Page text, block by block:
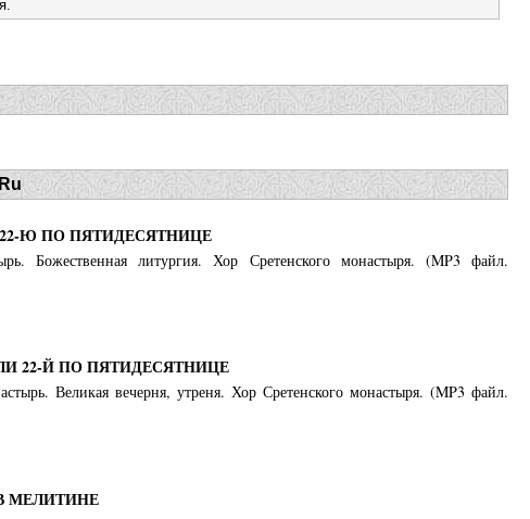
Ю ПО ПЯТИДЕСЯТНИЦЕ
Божественная литургия. Хор Сретенского монастыря. (MP3 файл.
22-Й ПО ПЯТИДЕСЯТНИЦЕ
Великая вечерня, утреня. Хор Сретенского монастыря. (MP3 файл.
МЕЛИТИНЕ